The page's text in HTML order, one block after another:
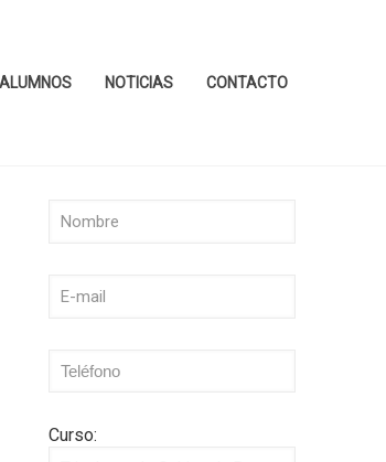
ALUMNOS NOTICIAS CONTACTO
Curso: